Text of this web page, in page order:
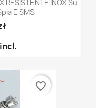
RESISTENTE INOX Su
E SMS
favorite_border